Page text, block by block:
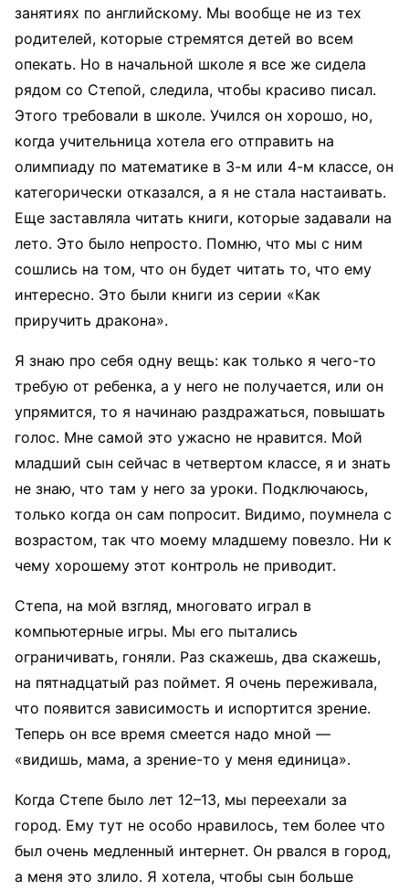
занятиях по английскому. Мы вообще не из тех
родителей, которые стремятся детей во всем
опекать. Но в начальной школе я все же сидела
рядом со Степой, следила, чтобы красиво писал.
Этого требовали в школе. Учился он хорошо, но,
когда учительница хотела его отправить на
олимпиаду по математике в 3-м или 4-м классе, он
категорически отказался, а я не стала настаивать.
Еще заставляла читать книги, которые задавали на
лето. Это было непросто. Помню, что мы с ним
сошлись на том, что он будет читать то, что ему
интересно. Это были книги из серии «Как
приручить дракона».
Я знаю про себя одну вещь: как только я чего-то
требую от ребенка, а у него не получается, или он
упрямится, то я начинаю раздражаться, повышать
голос. Мне самой это ужасно не нравится. Мой
младший сын сейчас в четвертом классе, я и знать
не знаю, что там у него за уроки. Подключаюсь,
только когда он сам попросит. Видимо, поумнела с
возрастом, так что моему младшему повезло. Ни к
чему хорошему этот контроль не приводит.
Степа, на мой взгляд, многовато играл в
компьютерные игры. Мы его пытались
ограничивать, гоняли. Раз скажешь, два скажешь,
на пятнадцатый раз поймет. Я очень переживала,
что появится зависимость и испортится зрение.
Теперь он все время смеется надо мной —
«видишь, мама, а зрение-то у меня единица».
Когда Степе было лет 12–13, мы переехали за
город. Ему тут не особо нравилось, тем более что
был очень медленный интернет. Он рвался в город,
а меня это злило. Я хотела, чтобы сын больше